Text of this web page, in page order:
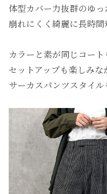
体型カバー力抜群のゆ
崩れにくく綺麗に長時間
カラーと素が同じコート
セットアップも楽しみ
サーカスパンツスタイル